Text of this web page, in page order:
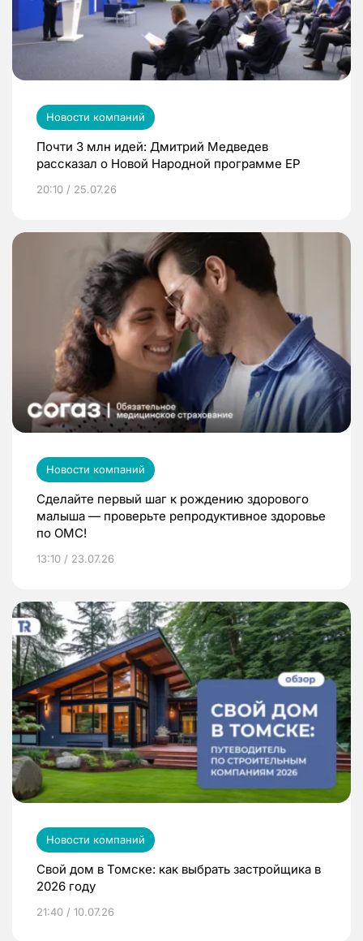
Новости компаний
Почти 3 млн идей: Дмитрий Медведев
рассказал о Новой Народной программе ЕР
20:10 / 25.07.26
Новости компаний
Сделайте первый шаг к рождению здорового
малыша — проверьте репродуктивное здоровье
по ОМС!
13:10 / 23.07.26
Новости компаний
Свой дом в Томске: как выбрать застройщика в
2026 году
21:40 / 10.07.26